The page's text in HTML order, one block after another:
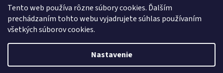
Tento web používa rôzne súbory cookies. Ďalším
prechádzaním tohto webu vyjadrujete súhlas používaním
všetkých súborov cookies.
Nastavenie
Vytvoril Shoptet